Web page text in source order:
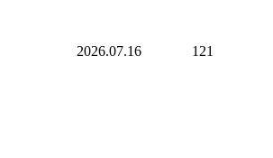
2026.07.16 121